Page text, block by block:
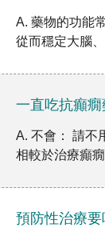
A. 藥物的功能
從而穩定大腦
一直吃抗癲
A. 不會： 請不
相較於治療癲
預防性治療要